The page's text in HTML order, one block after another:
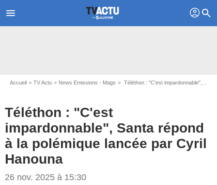
menu profil search
Accueil TV Actu News Emissions - Mags Téléthon : "C'est impardonnable", Santa répond à la polémique lancée par Cyril Hanouna
Téléthon : "C'est
impardonnable", Santa répond
à la polémique lancée par Cyril
Hanouna
26 nov. 2025 à 15:30